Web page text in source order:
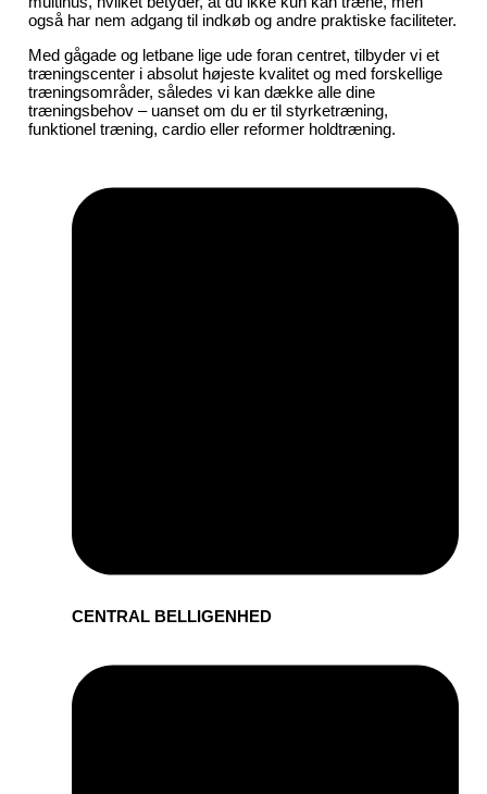
også har nem adgang til indkøb og andre praktiske faciliteter.
Med gågade og letbane lige ude foran centret, tilbyder vi et
træningscenter i absolut højeste kvalitet og med forskellige
træningsområder, således vi kan dække alle dine
træningsbehov – uanset om du er til styrketræning,
funktionel træning, cardio eller reformer holdtræning.
CENTRAL BELLIGENHED